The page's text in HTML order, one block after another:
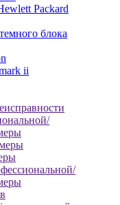
Packard
блока
ii